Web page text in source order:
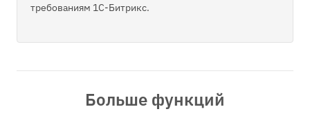
требованиям 1С-Битрикс.
Больше функций